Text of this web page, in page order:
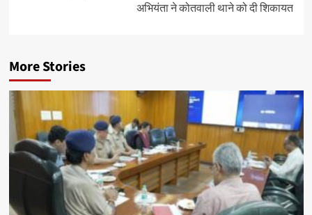
अभियंता ने कोतवाली थाने को दी शिकायत
More Stories